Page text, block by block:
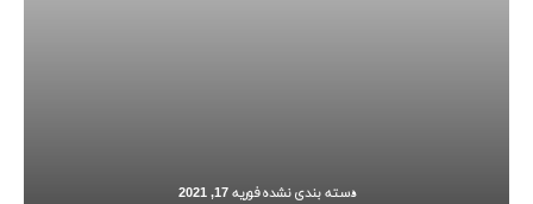
دسته بندی نشدهفوریه 17, 2021